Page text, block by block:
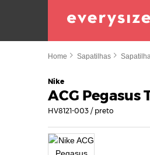
Home Sapatilhas
Nike
ACG Pegasus
HV8121-003 / preto